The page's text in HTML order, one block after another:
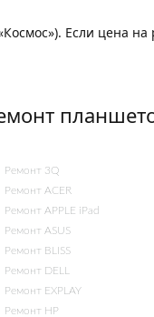
Если цена
Ремонт 3Q
Ремонт ACER
Ремонт APPLE iPad
Ремонт ASUS
Ремонт BLISS
Ремонт DELL
Ремонт EXPLAY
Ремонт HP